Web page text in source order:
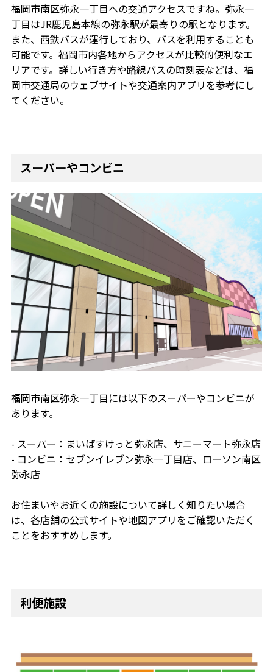
福岡市南区弥永一丁目への交通アクセスですね。弥永一
丁目はJR鹿児島本線の弥永駅が最寄りの駅となります。
また、西鉄バスが運行しており、バスを利用することも
可能です。福岡市内各地からアクセスが比較的便利なエ
リアです。詳しい行き方や路線バスの時刻表などは、福
岡市交通局のウェブサイトや交通案内アプリを参考にし
てください。
スーパーやコンビニ
福岡市南区弥永一丁目には以下のスーパーやコンビニが
あります。
- スーパー：まいばすけっと弥永店、サニーマート弥永店
- コンビニ：セブンイレブン弥永一丁目店、ローソン南区
弥永店
お住まいやお近くの施設について詳しく知りたい場合
は、各店舗の公式サイトや地図アプリをご確認いただく
ことをおすすめします。
利便施設